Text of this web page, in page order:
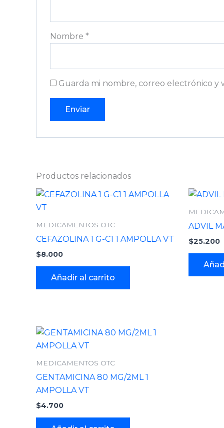
Nombre *
Guarda mi nombre, correo electrónico y
Productos relacionados
MEDICAMENTOS OTC
CEFAZOLINA 1 G-C1 1 AMPOLLA VT
$8.000
Añadir al carrito
ADVIL
$25.200
MEDICAMENTOS OTC
GENTAMICINA 80 MG/2ML 1
AMPOLLA VT
$4.700